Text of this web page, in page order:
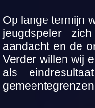
Op lange termijn
jeugdspeler
aandacht en de
Verder willen wij
als